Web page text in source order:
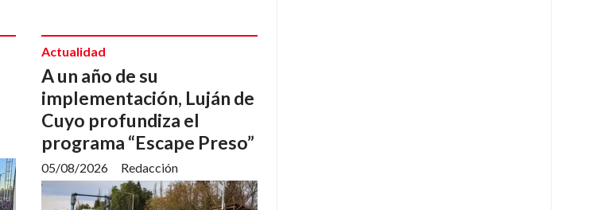
A un año de su
implementación, Luján de
Cuyo profundiza el
programa “Escape Preso”
Redacción
Actualidad
05/08/2026